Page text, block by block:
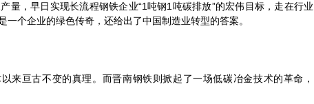
量，早日实现长流程钢铁企业“1吨钢1吨碳排放”的宏伟目标，走在行业
个企业的绿色传奇，还给出了中国制造业转型的答案。
亘古不变的真理。而晋南钢铁则掀起了一场低碳冶金技术的革命，